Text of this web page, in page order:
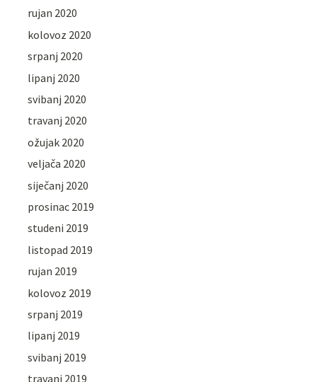
rujan 2020
kolovoz 2020
srpanj 2020
lipanj 2020
svibanj 2020
travanj 2020
ožujak 2020
veljača 2020
siječanj 2020
prosinac 2019
studeni 2019
listopad 2019
rujan 2019
kolovoz 2019
srpanj 2019
lipanj 2019
svibanj 2019
travanj 2019